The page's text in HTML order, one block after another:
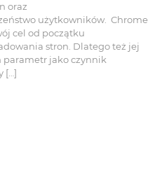
oraz
użytkowników. Chrome
cel od początku
stron. Dlatego też jej
parametr jako czynnik
[…]